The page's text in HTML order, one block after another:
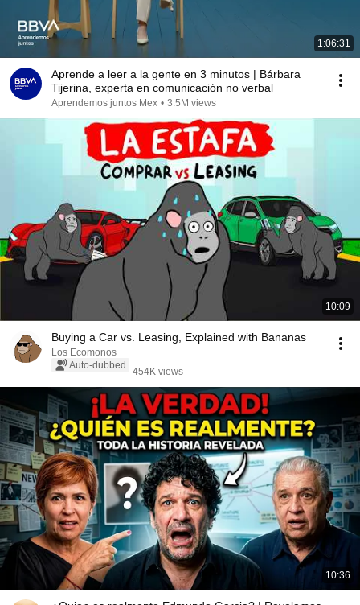
1:06:31
Aprende a leer a la gente en 3 minutos | Bárbara
Tijerina, experta en comunicación no verbal
Aprendemos juntos Mex • 3.5M views
10:09
Buying a Car vs. Leasing, Explained with Bananas
Los Ecomonos
Auto-dubbed
454K views
10:36